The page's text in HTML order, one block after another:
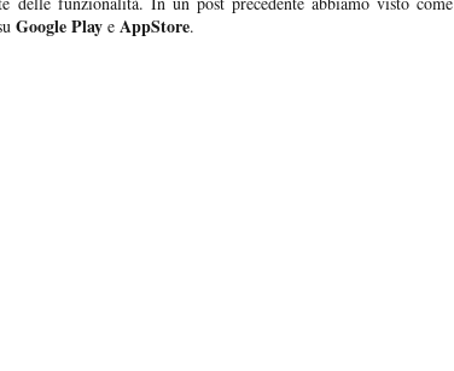
Google Play e AppStore.